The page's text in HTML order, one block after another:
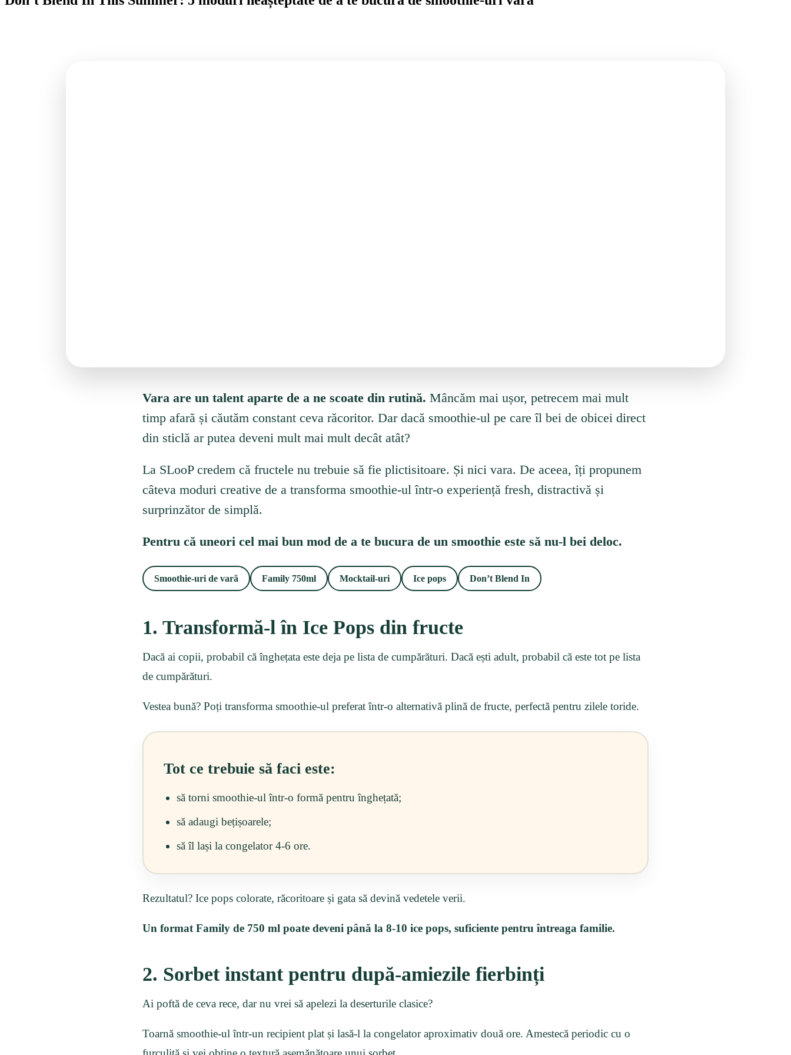
Vara are un talent aparte de a ne scoate din rutină. Mâncăm mai ușor, petrecem mai mult
timp afară și căutăm constant ceva răcoritor. Dar dacă smoothie-ul pe care îl bei de obicei direct
din sticlă ar putea deveni mult mai mult decât atât?
La SLooP credem că fructele nu trebuie să fie plictisitoare. Și nici vara. De aceea, îți propunem
câteva moduri creative de a transforma smoothie-ul într-o experiență fresh, distractivă și
surprinzător de simplă.
Pentru că uneori cel mai bun mod de a te bucura de un smoothie este să nu-l bei deloc.
Smoothie-uri de vară Family 750ml Mocktail-uri Ice pops Don’t Blend In
1. Transformă-l în Ice Pops din fructe
Dacă ai copii, probabil că înghețata este deja pe lista de cumpărături. Dacă ești adult, probabil că este tot pe lista
de cumpărături.
Vestea bună? Poți transforma smoothie-ul preferat într-o alternativă plină de fructe, perfectă pentru zilele toride.
Tot ce trebuie să faci este:
să torni smoothie-ul într-o formă pentru înghețată;
să adaugi bețișoarele;
să îl lași la congelator 4-6 ore.
Rezultatul? Ice pops colorate, răcoritoare și gata să devină vedetele verii.
Un format Family de 750 ml poate deveni până la 8-10 ice pops, suficiente pentru întreaga familie.
2. Sorbet instant pentru după-amiezile fierbinți
Ai poftă de ceva rece, dar nu vrei să apelezi la deserturile clasice?
Toarnă smoothie-ul într-un recipient plat și lasă-l la congelator aproximativ două ore. Amestecă periodic cu o